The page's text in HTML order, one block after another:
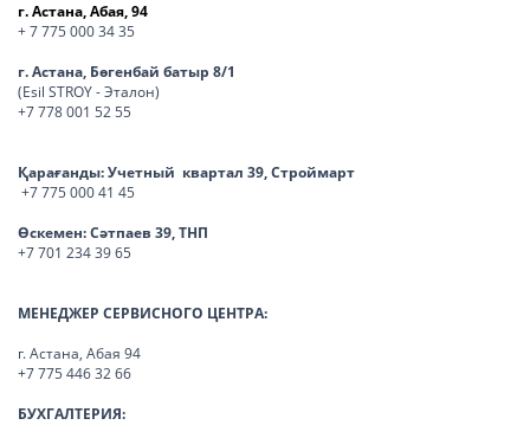
г. Астана, Абая, 94
+ 7 775 000 34 35
г. Астана, Бөгенбай батыр 8/1
(Esil STROY - Эталон)
+7 778 001 52 55
Қарағанды:Учетный квартал 39, Строймарт
+7 775 000 41 45
Өскемен:Сәтпаев 39, ТНП
+7 701 234 39 65
МЕНЕДЖЕР СЕРВИСНОГО ЦЕНТРА:
г. Астана, Абая 94
+7 775 446 32 66
БУХГАЛТЕРИЯ: